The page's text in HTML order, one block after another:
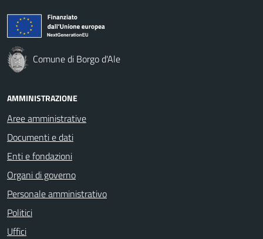
Comune di Borgo d'Ale
AMMINISTRAZIONE
Aree amministrative
Documenti e dati
Enti e fondazioni
Organi di governo
Personale amministrativo
Politici
Uffici